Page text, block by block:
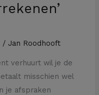
/ Jan Roodhooft
verhuurt wil je de
misschien wel
je afspraken